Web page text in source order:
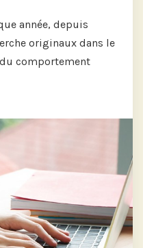
année, depuis
originaux dans le
comportement